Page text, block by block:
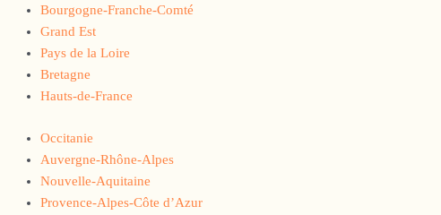
Bourgogne-Franche-Comté
Grand Est
Pays de la Loire
Bretagne
Hauts-de-France
Occitanie
Auvergne-Rhône-Alpes
Nouvelle-Aquitaine
Provence-Alpes-Côte d’Azur